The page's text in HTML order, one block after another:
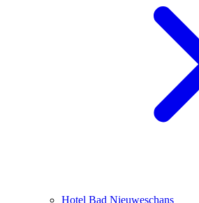
Hotel Bad Nieuweschans